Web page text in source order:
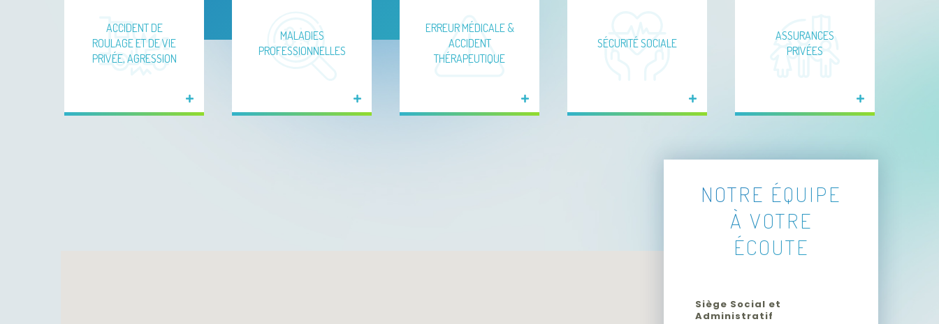
ACCIDENT DE
ROULAGE ET DE VIE
PRIVÉE, AGRESSION
MALADIES
PROFESSIONNELLES
ERREUR MÉDICALE &
ACCIDENT
THÉRAPEUTIQUE
SÉCURITÉ SOCIALE
ASSURANCES
PRIVÉES
NOTRE ÉQUIPE
À VOTRE
ÉCOUTE
Siège Social et
Administratif